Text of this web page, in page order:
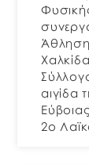
αιγίδα
2ο